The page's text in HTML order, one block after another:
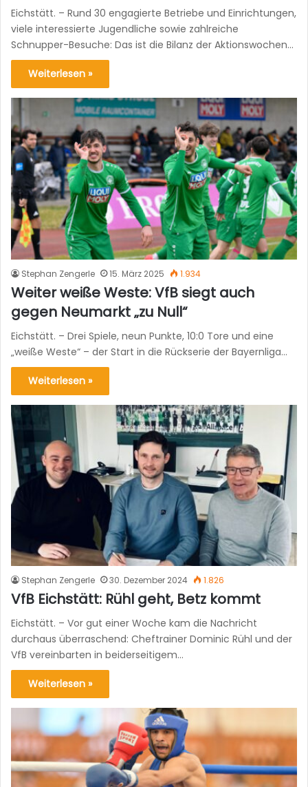
Eichstätt. – Rund 30 engagierte Betriebe und Einrichtungen,
viele interessierte Jugendliche sowie zahlreiche
Schnupper-Besuche: Das ist die Bilanz der Aktionswochen…
Weiterlesen »
Stephan Zengerle 15. März 2025 1.934
Weiter weiße Weste: VfB siegt auch
gegen Neumarkt „zu Null“
Eichstätt. – Drei Spiele, neun Punkte, 10:0 Tore und eine
„weiße Weste“ – der Start in die Rückserie der Bayernliga…
Weiterlesen »
Stephan Zengerle 30. Dezember 2024 1.826
VfB Eichstätt: Rühl geht, Betz kommt
Eichstätt. – Vor gut einer Woche kam die Nachricht
durchaus überraschend: Cheftrainer Dominic Rühl und der
VfB vereinbarten in beiderseitigem…
Weiterlesen »